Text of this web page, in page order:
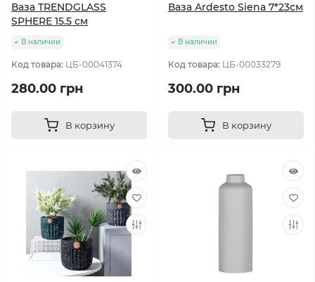
Ваза TRENDGLASS
SPHERE 15.5 см
В наличии
Код товара: ЦБ-00041374
280.00 грн
В корзину
Ваза Ardesto Siena 7*23см
В наличии
Код товара: ЦБ-00033279
300.00 грн
В корзину